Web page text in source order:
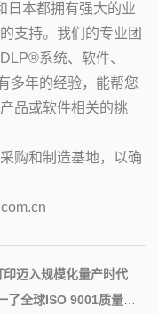
日本都拥有强大的业
支持。我们的专业团
系统、软件、
多年的经验，能帮您
品或软件相关的挑
购和制造基地，以确
迈入规模化量产时代
球ISO 9001质量体系